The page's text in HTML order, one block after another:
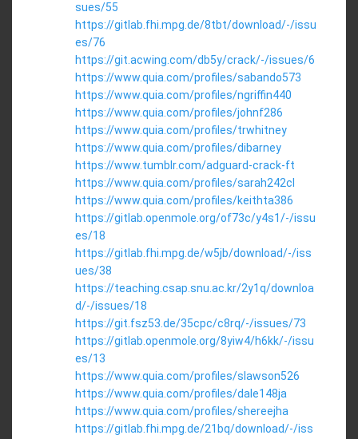
sues/55
https://gitlab.fhi.mpg.de/8tbt/download/-/issu
es/76
https://git.acwing.com/db5y/crack/-/issues/6
https://www.quia.com/profiles/sabando573
https://www.quia.com/profiles/ngriffin440
https://www.quia.com/profiles/johnf286
https://www.quia.com/profiles/trwhitney
https://www.quia.com/profiles/dibarney
https://www.tumblr.com/adguard-crack-ft
https://www.quia.com/profiles/sarah242cl
https://www.quia.com/profiles/keithta386
https://gitlab.openmole.org/of73c/y4s1/-/issu
es/18
https://gitlab.fhi.mpg.de/w5jb/download/-/iss
ues/38
https://teaching.csap.snu.ac.kr/2y1q/downloa
d/-/issues/18
https://git.fsz53.de/35cpc/c8rq/-/issues/73
https://gitlab.openmole.org/8yiw4/h6kk/-/issu
es/13
https://www.quia.com/profiles/slawson526
https://www.quia.com/profiles/dale148ja
https://www.quia.com/profiles/shereejha
https://gitlab.fhi.mpg.de/21bq/download/-/iss